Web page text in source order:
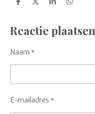
D
n
D
l
S
e
D
n
Reactie plaatsen
Naam *
E-mailadres *